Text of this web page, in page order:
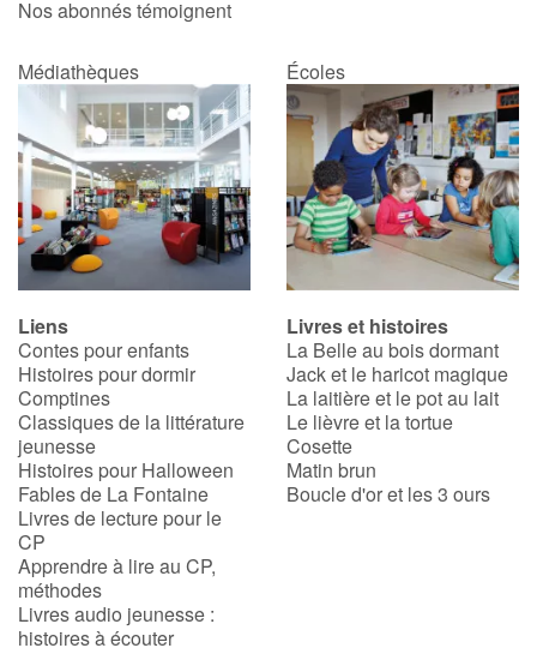
Contraste +
Aide
Accueil
Famille
Écoles
Médiathèques
Vidéos & Tutoriaux
Blog
Actualités
Nos abonnés témoignent
Médiathèques Écoles
Liens
Contes pour enfants
Histoires pour dormir
Comptines
Classiques de la littérature
jeunesse
Histoires pour Halloween
Fables de La Fontaine
Livres de lecture pour le
CP
Apprendre à lire au CP,
méthodes
Livres audio jeunesse :
histoires à écouter
Livres et histoires
La Belle au bois dormant
Jack et le haricot magique
La laitière et le pot au lait
Le lièvre et la tortue
Cosette
Matin brun
Boucle d'or et les 3 ours